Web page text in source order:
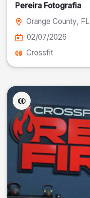
Pereira Fotografia
Orange County, FL
02/07/2026
Crossfit